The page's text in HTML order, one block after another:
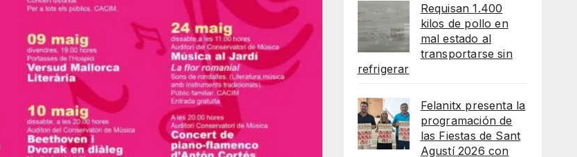
Requisan 1.400
kilos de pollo en
mal estado al
transportarse sin
refrigerar
Felanitx presenta la
programación de
las Fiestas de Sant
Agustí 2026 con